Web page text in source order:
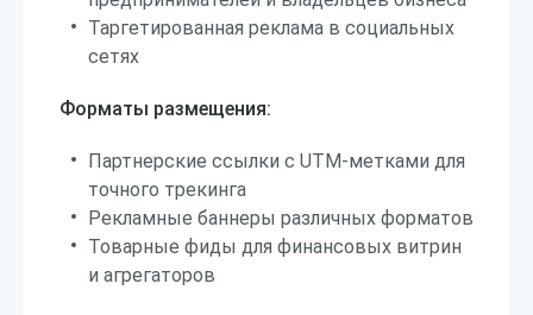
Таргетированная реклама в социальных
сетях
Форматы размещения:
Партнерские ссылки с UTM-метками для
точного трекинга
Рекламные баннеры различных форматов
Товарные фиды для финансовых витрин
и агрегаторов